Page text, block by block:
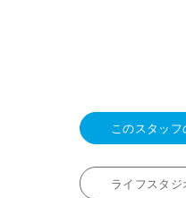
このスタッ
ライフスタ